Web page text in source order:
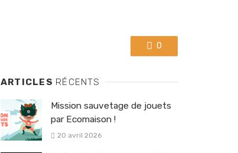
0
ARTICLES RÉCENTS
Mission sauvetage de jouets
par Ecomaison !
20 avril 2026